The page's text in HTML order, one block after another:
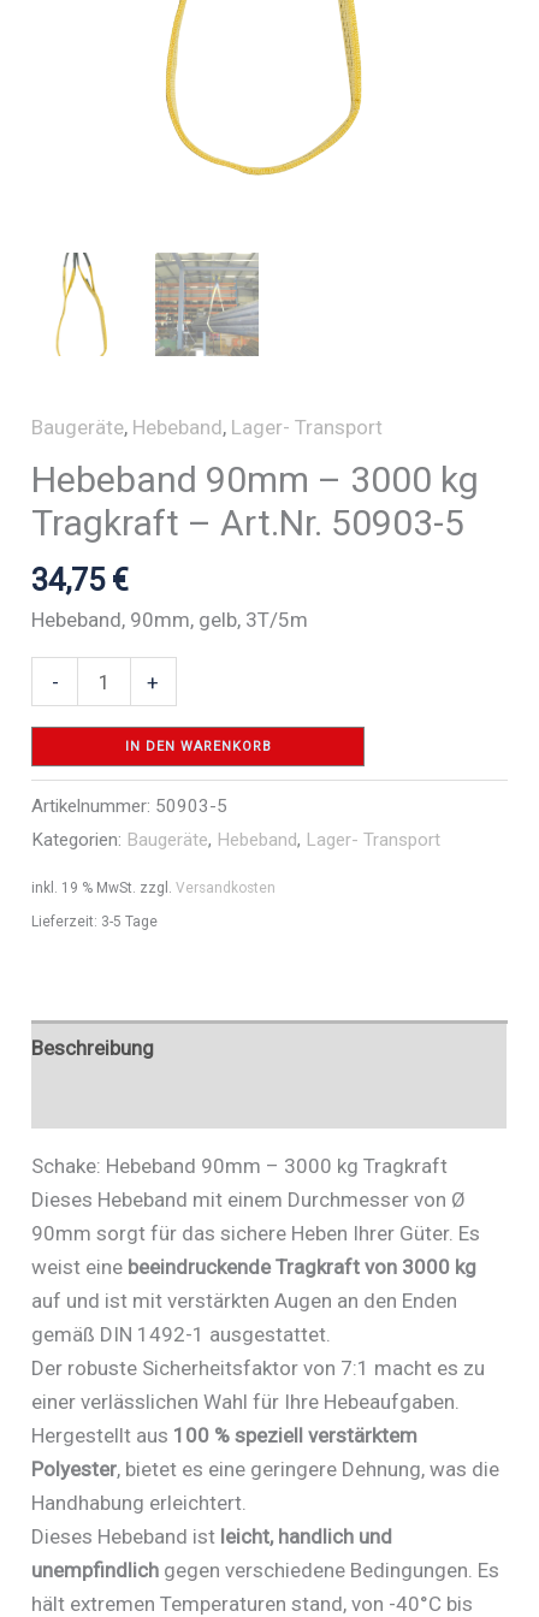
Baugeräte, Hebeband, Lager- Transport
Hebeband 90mm – 3000 kg
Tragkraft – Art.Nr. 50903-5
34,75 €
Hebeband, 90mm, gelb, 3T/5m
-
Hebeband
90mm
3000
kg
Tragkraft
Art.Nr.
+
IN DEN WARENKORB
Artikelnummer: 50903-5
Kategorien: Baugeräte, Hebeband, Lager- Transport
inkl. 19 % MwSt. zzgl.Versandkosten
Lieferzeit: 3-5 Tage
Beschreibung
Schake: Hebeband 90mm – 3000 kg Tragkraft
Dieses Hebeband mit einem Durchmesser von Ø
90mm sorgt für das sichere Heben Ihrer Güter. Es
weist eine beeindruckende Tragkraft von 3000 kg
auf und ist mit verstärkten Augen an den Enden
gemäß DIN 1492-1 ausgestattet.
Der robuste Sicherheitsfaktor von 7:1 macht es zu
einer verlässlichen Wahl für Ihre Hebeaufgaben.
Hergestellt aus 100 % speziell verstärktem
Polyester, bietet es eine geringere Dehnung, was die
Handhabung erleichtert.
Dieses Hebeband ist leicht, handlich und
unempfindlich gegen verschiedene Bedingungen. Es
hält extremen Temperaturen stand, von -40°C bis